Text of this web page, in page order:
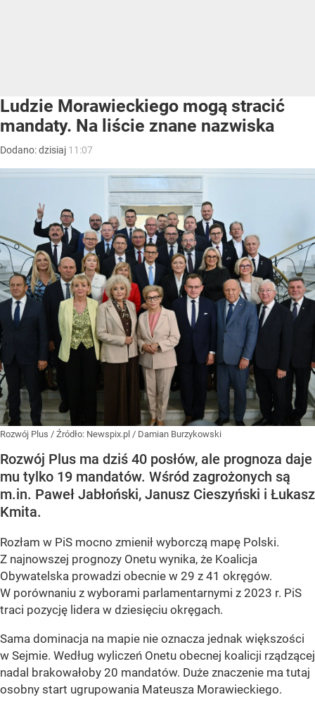
Ludzie Morawieckiego mogą stracić
mandaty. Na liście znane nazwiska
Dodano:dzisiaj 11:07
Rozwój Plus / Źródło: Newspix.pl / Damian Burzykowski
Rozwój Plus ma dziś 40 posłów, ale prognoza daje
mu tylko 19 mandatów. Wśród zagrożonych są
m.in. Paweł Jabłoński, Janusz Cieszyński i Łukasz
Kmita.
Rozłam w PiS mocno zmienił wyborczą mapę Polski.
Z najnowszej prognozy Onetu wynika, że Koalicja
Obywatelska prowadzi obecnie w 29 z 41 okręgów.
W porównaniu z wyborami parlamentarnymi z 2023 r. PiS
traci pozycję lidera w dziesięciu okręgach.
Sama dominacja na mapie nie oznacza jednak większości
w Sejmie. Według wyliczeń Onetu obecnej koalicji rządzącej
nadal brakowałoby 20 mandatów. Duże znaczenie ma tutaj
osobny start ugrupowania Mateusza Morawieckiego.